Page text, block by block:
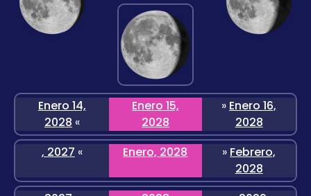
Enero 14,
2028 «
Enero 15,
2028
» Enero 16,
2028
, 2027 « Enero, 2028 » Febrero,
2028